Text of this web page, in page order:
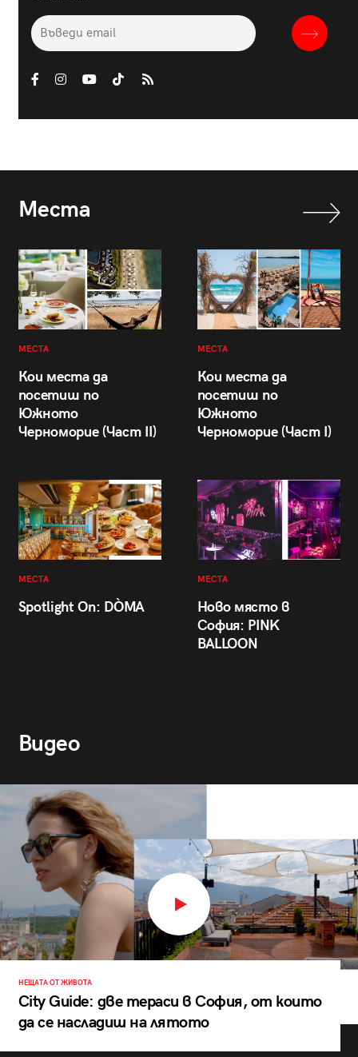
Места
МЕСТА
Кои места да
посетиш по
Южното
Черноморие (Част II)
МЕСТА
Кои места да
посетиш по
Южното
Черноморие (Част I)
МЕСТА
Spotlight On: DÒMA
МЕСТА
Ново място в
София: PINK
BALLOON
Видео
НЕЩАТА ОТ ЖИВОТА
City Guide: две тераси в София, от които
да се насладиш на лятото